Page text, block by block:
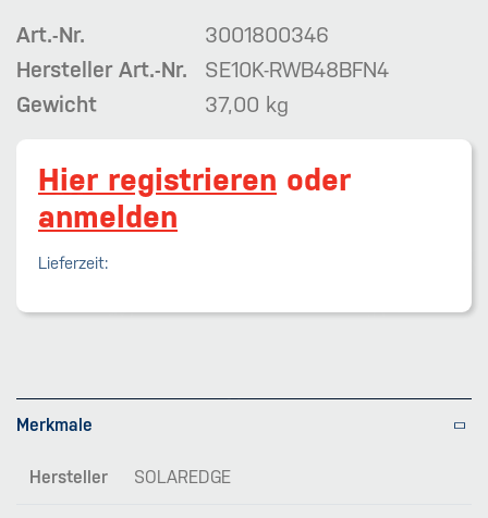
Art.-Nr.
3001800346
Hersteller Art.-Nr.
SE10K-RWB48BFN4
Gewicht
37,00 kg
Hier registrieren oder
anmelden
Lieferzeit:
Merkmale
Hersteller SOLAREDGE